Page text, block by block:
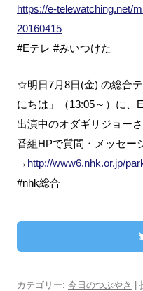
https://e-telewatching.net/
20160415
#Eテレ #みいつけた
☆明日7月8日(金) の総合
にちは」（13:05～）に、
出演中のオダギリジョー
番組HPで質問・メッセー
→ http://www6.nhk.or.jp/
#nhk総合
カテゴリー: 今日のつぶやき |